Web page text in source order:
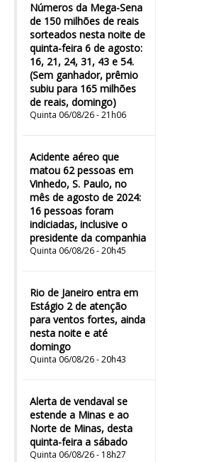
Números da Mega-Sena
de 150 milhões de reais
sorteados nesta noite de
quinta-feira 6 de agosto:
16, 21, 24, 31, 43 e 54.
(Sem ganhador, prêmio
subiu para 165 milhões
de reais, domingo)
Quinta 06/08/26 - 21h06
Acidente aéreo que
matou 62 pessoas em
Vinhedo, S. Paulo, no
mês de agosto de 2024:
16 pessoas foram
indiciadas, inclusive o
presidente da companhia
Quinta 06/08/26 - 20h45
Rio de Janeiro entra em
Estágio 2 de atenção
para ventos fortes, ainda
nesta noite e até
domingo
Quinta 06/08/26 - 20h43
Alerta de vendaval se
estende a Minas e ao
Norte de Minas, desta
quinta-feira a sábado
Quinta 06/08/26 - 18h27